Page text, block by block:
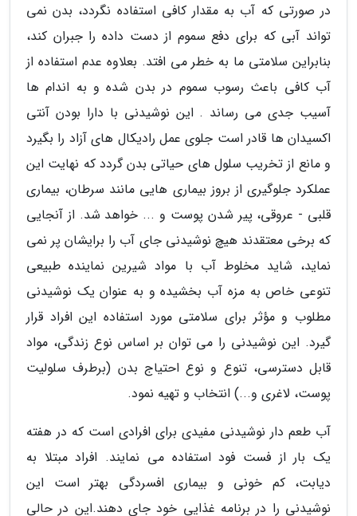
در صورتی که آب به مقدار کافی استفاده نگردد، بدن نمی
تواند آبی که برای دفع سموم از دست داده را جبران کند،
بنابراین سلامتی ما به خطر می افتد. بعلاوه عدم استفاده از
آب کافی باعث رسوب سموم در بدن شده و به اندام ها
آسیب جدی می رساند . این نوشیدنی با دارا بودن آنتی
اکسیدان ها قادر است جلوی عمل رادیکال های آزاد را بگیرد
و مانع از تخریب سلول های حیاتی بدن گردد که نهایت این
عملکرد جلوگیری از بروز بیماری هایی مانند سرطان، بیماری
قلبی - عروقی، پیر شدن پوست و ... خواهد شد. از آنجایی
که برخی معتقدند هیچ نوشیدنی جای آب را برایشان پر نمی
نماید، شاید مخلوط آب با مواد شیرین نماینده طبیعی
تنوعی خاص به مزه آب بخشیده و به عنوان یک نوشیدنی
مطلوب و مؤثر برای سلامتی مورد استفاده این افراد قرار
گیرد. این نوشیدنی را می توان بر اساس نوع زندگی، مواد
قابل دسترسی، تنوع و نوع احتیاج بدن (برطرف سلولیت
پوست، لاغری و...) انتخاب و تهیه نمود.
آب طعم دار نوشیدنی مفیدی برای افرادی است که در هفته
یک بار از فست فود استفاده می نمایند. افراد مبتلا به
دیابت، کم خونی و بیماری افسردگی بهتر است این
نوشیدنی را در برنامه غذایی خود جای دهند.این در حالی